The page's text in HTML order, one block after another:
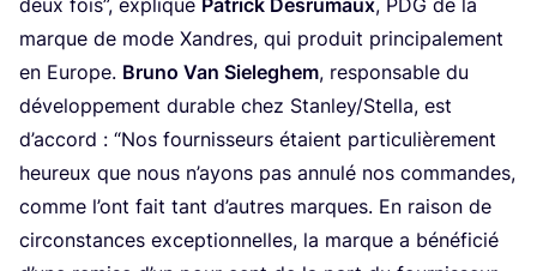
deux fois”, explique Patrick Des­ru­maux, PDG de la
marque de mode Xandres, qui pro­duit prin­ci­pa­le­ment
en Europe. Bru­no Van Sie­le­ghem, res­pon­sable du
déve­lop­pe­ment durable chez Stanley/​Stella, est
d’ac­cord : “Nos four­nis­seurs étaient par­ti­cu­liè­re­ment
heu­reux que nous n’ayons pas annu­lé nos com­mandes,
comme l’ont fait tant d’autres marques. En rai­son de
cir­cons­tances excep­tion­nelles, la marque a béné­fi­cié